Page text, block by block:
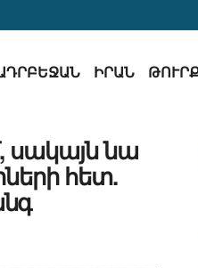
ԻՐԱՆ
սակայն նա
հետ.